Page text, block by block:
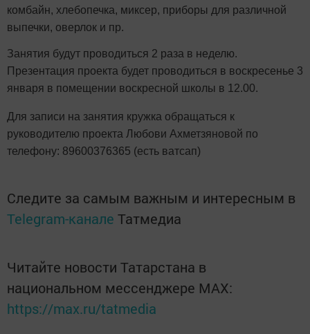
комбайн, хлебопечка, миксер, приборы для различной
выпечки, оверлок и пр.
Занятия будут проводиться 2 раза в неделю.
Презентация проекта будет проводиться в воскресенье 3
января в помещении воскресной школы в 12.00.
Для записи на занятия кружка обращаться к
руководителю проекта Любови Ахметзяновой по
телефону: 89600376365 (есть ватсап)
Следите за самым важным и интересным в
Telegram-канале Татмедиа
Читайте новости Татарстана в
национальном мессенджере MАХ:
https://max.ru/tatmedia